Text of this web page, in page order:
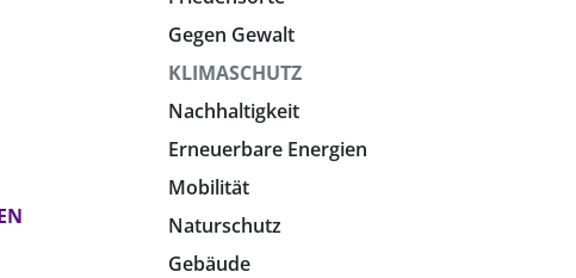
Gegen Gewalt
KLIMASCHUTZ
Nachhaltigkeit
Erneuerbare Energien
Mobilität
Naturschutz
Gebäude